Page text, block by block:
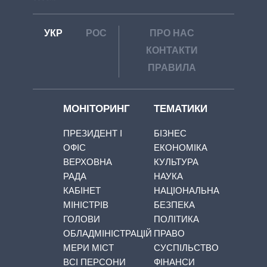
УКР РОС
ПРО НАС
КОНТАКТИ
ПРАВИЛА
МОНІТОРИНГ
ПРЕЗИДЕНТ І
ОФІС
ВЕРХОВНА
РАДА
КАБІНЕТ
МІНІСТРІВ
ГОЛОВИ
ОБЛАДМІНІСТРАЦІЙ
МЕРИ МІСТ
ВСІ ПЕРСОНИ
ТЕМАТИКИ
БІЗНЕС
ЕКОНОМІКА
КУЛЬТУРА
НАУКА
НАЦІОНАЛЬНА
БЕЗПЕКА
ПОЛІТИКА
ПРАВО
СУСПІЛЬСТВО
ФІНАНСИ